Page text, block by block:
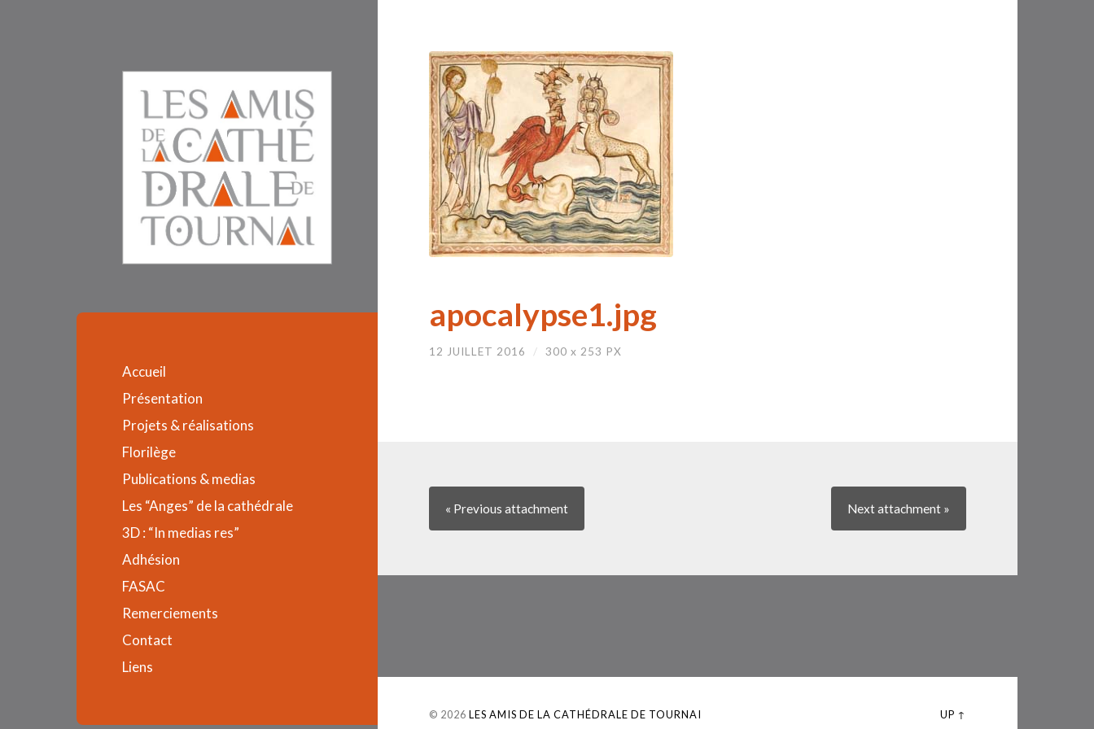
Accueil
Présentation
Projets & réalisations
Florilège
Publications & medias
Les “Anges” de la cathédrale
3D : “In medias res”
Adhésion
FASAC
Remerciements
Contact
Liens
apocalypse1.jpg
12 JUILLET 2016 / 300 x 253 PX
« Previous attachment Nextattachment »
© 2026 LES AMIS DE LA CATHÉDRALE DE TOURNAI UP ↑